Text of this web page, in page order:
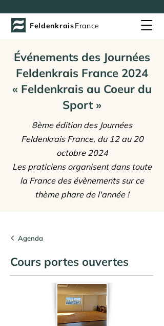
FeldenkraisFrance
Événements des Journées
Feldenkrais France 2024
« Feldenkrais au Coeur du
Sport »
8ème édition des Journées
Feldenkrais France, du 12 au 20
octobre 2024
Les praticiens organisent dans toute
la France des évènements sur ce
thème phare de l'année !
Agenda
Cours portes ouvertes